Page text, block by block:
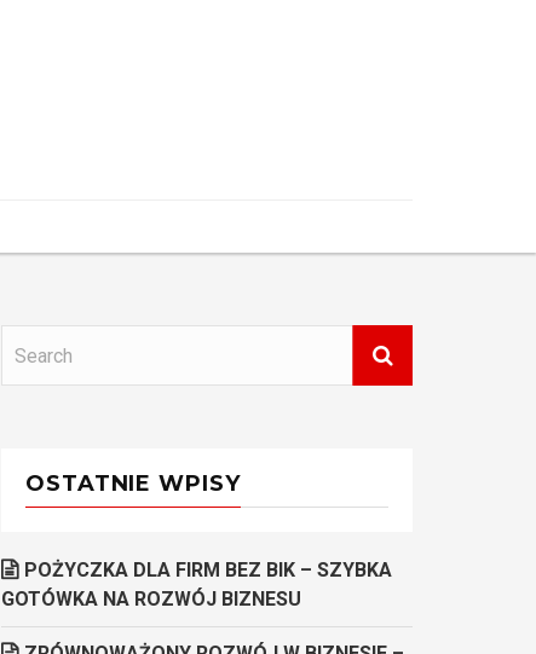
OSTATNIE WPISY
POŻYCZKA DLA FIRM BEZ BIK – SZYBKA
GOTÓWKA NA ROZWÓJ BIZNESU